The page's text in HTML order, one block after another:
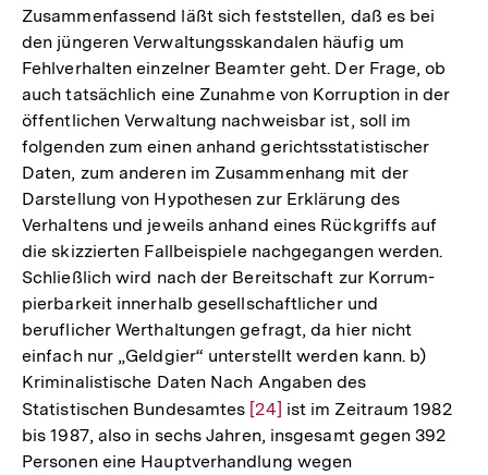
Zusammenfassend läßt sich feststellen, daß es bei
den jüngeren Verwaltungsskandalen häufig um
Fehlverhalten einzelner Beamter geht. Der Frage, ob
auch tatsächlich eine Zunahme von Korruption in der
öffentlichen Verwaltung nachweisbar ist, soll im
folgenden zum einen anhand gerichtsstatistischer
Daten, zum anderen im Zusammenhang mit der
Darstellung von Hypothesen zur Erklärung des
Verhaltens und jeweils anhand eines Rückgriffs auf
die skizzierten Fallbeispiele nachgegangen werden.
Schließlich wird nach der Bereitschaft zur Korrum-
pierbarkeit innerhalb gesellschaftlicher und
beruflicher Werthaltungen gefragt, da hier nicht
einfach nur „Geldgier“ unterstellt werden kann. b)
Kriminalistische Daten Nach Angaben des
Statistischen Bundesamtes Zur
Auflösung
der
[24] ist im Zeitraum 1982
bis 1987, also in sechs Jahren, insgesamt gegen 392
Personen eine Hauptverhandlung wegen